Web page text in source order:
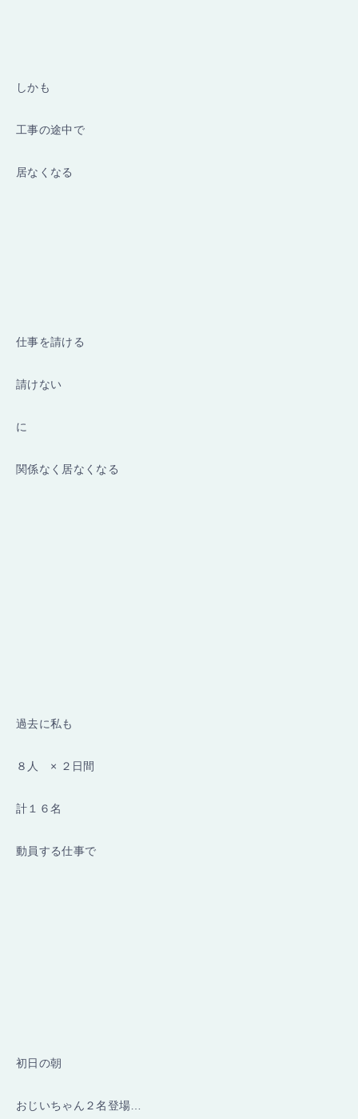
しかも
工事の途中で
居なくなる
仕事を請ける
請けない
に
関係なく居なくなる
過去に私も
８人 × ２日間
計１６名
動員する仕事で
初日の朝
おじいちゃん２名登場…